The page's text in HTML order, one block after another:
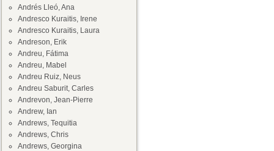
Andrés Lleó, Ana
Andresco Kuraitis, Irene
Andresco Kuraitis, Laura
Andreson, Erik
Andreu, Fátima
Andreu, Mabel
Andreu Ruiz, Neus
Andreu Saburit, Carles
Andrevon, Jean-Pierre
Andrew, Ian
Andrews, Tequitia
Andrews, Chris
Andrews, Georgina